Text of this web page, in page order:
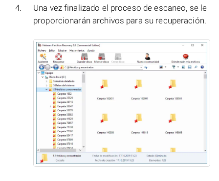
Una vez finalizado el proceso de escaneo, se le
proporcionarán archivos para su recuperación.